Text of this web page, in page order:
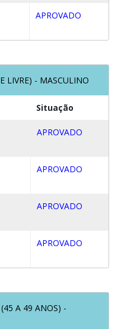
APROVADO
LIVRE) - MASCULINO
Situação
APROVADO
APROVADO
APROVADO
APROVADO
A 49 ANOS) -